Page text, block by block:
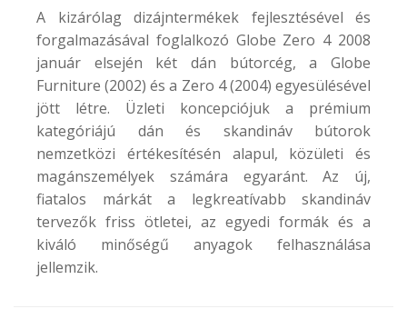
A kizárólag dizájntermékek fejlesztésével és
forgalmazásával foglalkozó Globe Zero 4 2008
január elsején két dán bútorcég, a Globe
Furniture (2002) és a Zero 4 (2004) egyesülésével
jött létre. Üzleti koncepciójuk a prémium
kategóriájú dán és skandináv bútorok
nemzetközi értékesítésén alapul, közületi és
magánszemélyek számára egyaránt. Az új,
fiatalos márkát a legkreatívabb skandináv
tervezők friss ötletei, az egyedi formák és a
kiváló minőségű anyagok felhasználása
jellemzik.